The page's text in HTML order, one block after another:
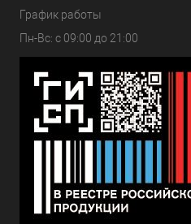
График работы
Пн-Вс: с 09:00 до 21:00